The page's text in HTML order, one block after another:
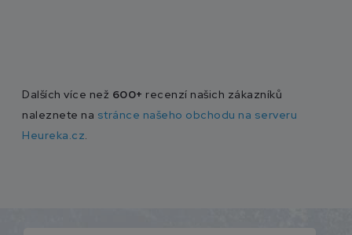
Dalších více než 600+ recenzí našich zákazníků
naleznete na stránce našeho obchodu na serveru
Heureka.cz.